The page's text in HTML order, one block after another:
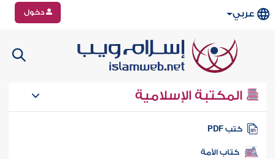
عربي دخول
المكتبة الإسلامية
كتب PDF